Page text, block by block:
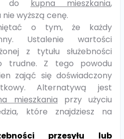
do kupna mieszkania,
wyższą cenę.
o tym, że każdy
Ustalenie wartości
z tytułu służebności
trudne. Z tego powodu
zająć się doświadczony
Alternatywą jest
mieszkania przy użyciu
które znajdziesz na
przesyłu lub